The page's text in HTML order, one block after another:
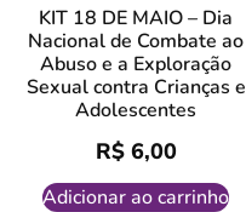
KIT 18 DE MAIO – Dia
Nacional de Combate ao
Abuso e a Exploração
Sexual contra Crianças e
Adolescentes
R$6,00
Adicionar ao carrinho